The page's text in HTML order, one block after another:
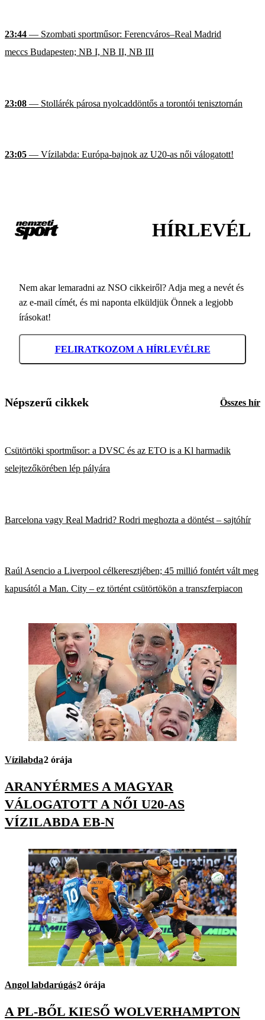
23:44 — Szombati sportműsor: Ferencváros–Real Madrid
meccs Budapesten; NB I, NB II, NB III
23:08 — Stollárék párosa nyolcaddöntős a torontói tenisztornán
23:05 — Vízilabda: Európa-bajnok az U20-as női válogatott!
HÍRLEVÉL
Nem akar lemaradni az NSO cikkeiről? Adja meg a nevét és
az e-mail címét, és mi naponta elküldjük Önnek a legjobb
írásokat!
FELIRATKOZOM A HÍRLEVÉLRE
Népszerű cikkek Összes hír
Csütörtöki sportműsor: a DVSC és az ETO is a Kl harmadik
selejtezőkörében lép pályára
Barcelona vagy Real Madrid? Rodri meghozta a döntést – sajtóhír
Raúl Asencio a Liverpool célkeresztjében; 45 millió fontért vált meg
kapusától a Man. City – ez történt csütörtökön a transzferpiacon
Vízilabda2 órája
ARANYÉRMES A MAGYAR
VÁLOGATOTT A NŐI U20-AS
VÍZILABDA EB-N
Angol labdarúgás2 órája
A PL-BŐL KIESŐ WOLVERHAMPTON